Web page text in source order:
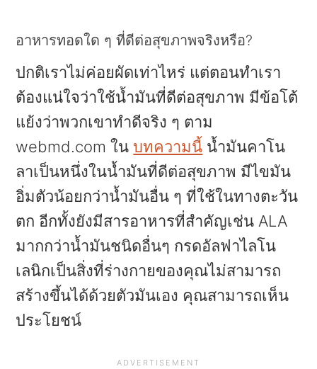
อาหารทอดใด ๆ ที่ดีต่อสุขภาพจริงหรือ?
ปกติเราไม่ค่อยผัดเท่าไหร่ แต่ตอนทำเรา
ต้องแน่ใจว่าใช้น้ำมันที่ดีต่อสุขภาพ มีข้อโต้
แย้งว่าพวกเขาทำดีจริง ๆ ตาม
webmd.com ใน บทความนี้ น้ำมันคาโน
ลาเป็นหนึ่งในน้ำมันที่ดีต่อสุขภาพ มีไขมัน
อิ่มตัวน้อยกว่าน้ำมันอื่น ๆ ที่ใช้ในทางตะวัน
ตก อีกทั้งยังมีสารอาหารที่สำคัญเช่น ALA
มากกว่าน้ำมันชนิดอื่นๆ กรดอัลฟาไลโน
เลนิกเป็นสิ่งที่ร่างกายของคุณไม่สามารถ
สร้างขึ้นได้ด้วยตัวมันเอง คุณสามารถเห็น
ประโยชน์